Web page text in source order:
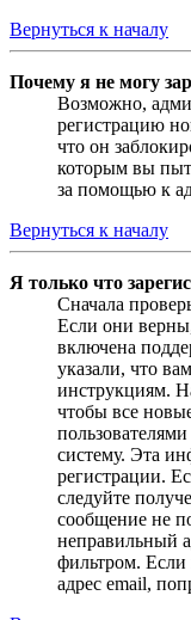
Вернуться к началу
Почему я не могу
Возможно,
регистрацию
что он
которым вы
за помощью к
Вернуться к началу
Я только что
Сначала
Если они
включена
указали, что
инструкциям.
чтобы все
систему. Эта
регистрации.
следуйте
сообщение не
неправильный
фильтром.
адрес email,